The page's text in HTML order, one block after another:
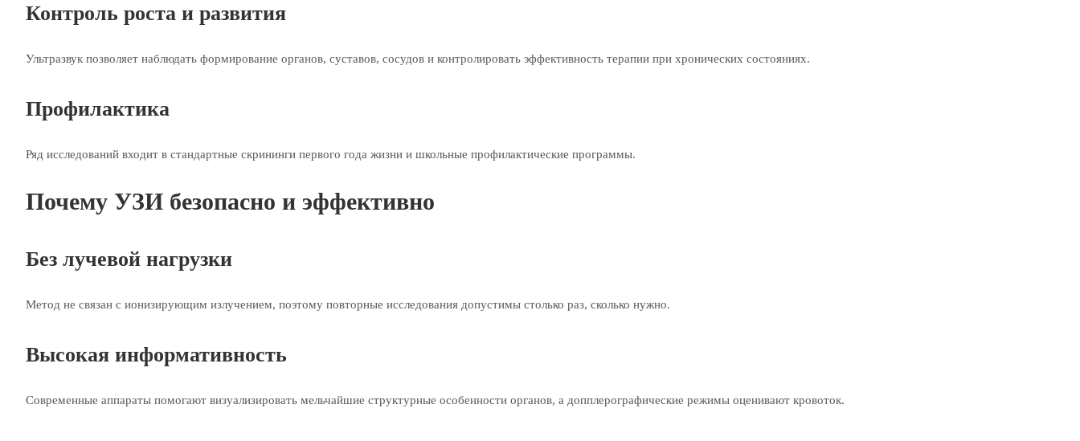
Контроль роста и развития
Ультразвук позволяет наблюдать формирование органов, суставов, сосудов и контролировать эффективность терапии при хронических состояниях.
Профилактика
Ряд исследований входит в стандартные скрининги первого года жизни и школьные профилактические программы.
Почему УЗИ безопасно и эффективно
Без лучевой нагрузки
Метод не связан с ионизирующим излучением, поэтому повторные исследования допустимы столько раз, сколько нужно.
Высокая информативность
Современные аппараты помогают визуализировать мельчайшие структурные особенности органов, а допплерографические режимы оценивают кровоток.